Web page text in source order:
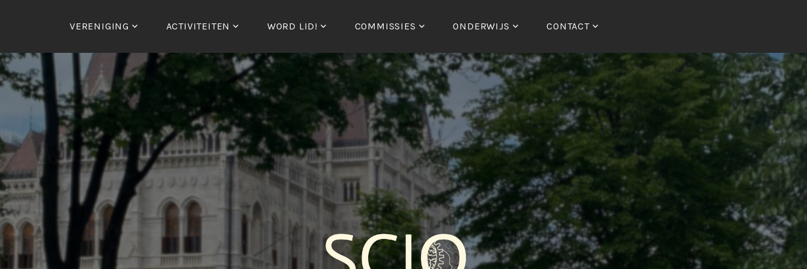
VERENIGING ACTIVITEITEN WORD LID! COMMISSIES ONDERWIJS CONTACT